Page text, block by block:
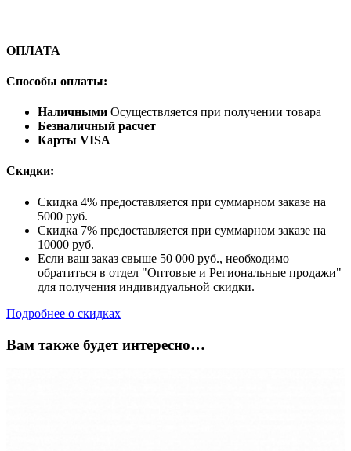
ОПЛАТА
Способы оплаты:
Наличными Осуществляется при получении товара
Безналичный расчет
Карты VISA
Скидки:
Скидка 4% предоставляется при суммарном заказе на
5000 руб.
Скидка 7% предоставляется при суммарном заказе на
10000 руб.
Если ваш заказ свыше 50 000 руб., необходимо
обратиться в отдел "Оптовые и Региональные продажи"
для получения индивидуальной скидки.
Подробнее о скидках
Вам также будет интересно…